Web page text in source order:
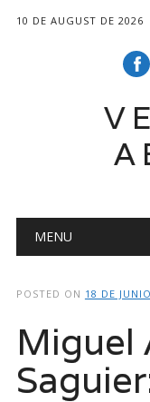
10 DE AUGUST DE 2026
Main
MENU
POSTED ON 18 DE
Miguel